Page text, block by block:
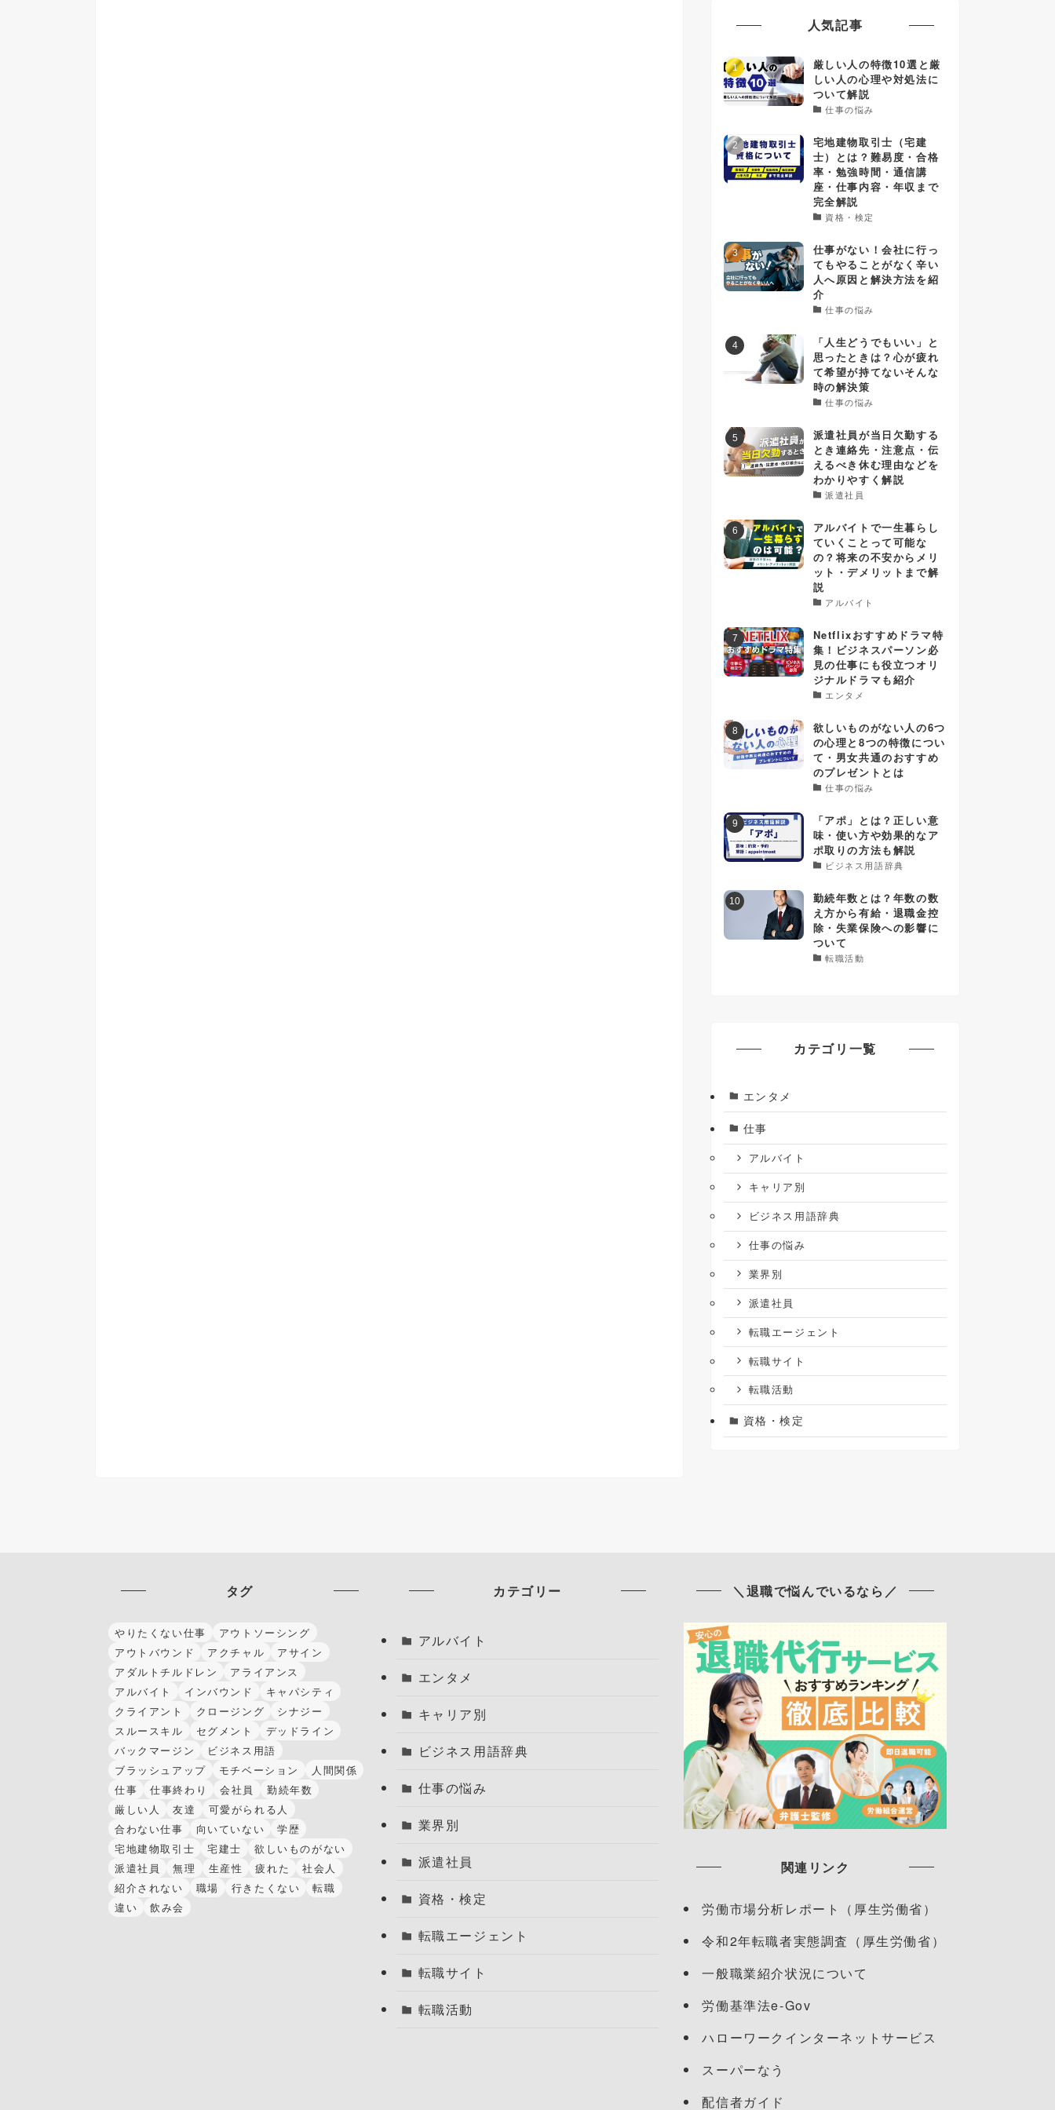
人気記事
厳しい人の特徴10選と厳
しい人の心理や対処法に
ついて解説
仕事の悩み
宅地建物取引士（宅建
士）とは？難易度・合格
率・勉強時間・通信講
座・仕事内容・年収まで
完全解説
資格・検定
仕事がない！会社に行っ
てもやることがなく辛い
人へ原因と解決方法を紹
介
仕事の悩み
「人生どうでもいい」と
思ったときは？心が疲れ
て希望が持てないそんな
時の解決策
仕事の悩み
派遣社員が当日欠勤する
とき連絡先・注意点・伝
えるべき休む理由などを
わかりやすく解説
派遣社員
アルバイトで一生暮らし
ていくことって可能な
の？将来の不安からメリ
ット・デメリットまで解
説
アルバイト
Netflixおすすめドラマ特
集！ビジネスパーソン必
見の仕事にも役立つオリ
ジナルドラマも紹介
エンタメ
欲しいものがない人の6つ
の心理と8つの特徴につい
て・男女共通のおすすめ
のプレゼントとは
仕事の悩み
「アポ」とは？正しい意
味・使い方や効果的なア
ポ取りの方法も解説
ビジネス用語辞典
勤続年数とは？年数の数
え方から有給・退職金控
除・失業保険への影響に
ついて
転職活動
カテゴリ一覧
エンタメ
仕事
アルバイト
キャリア別
ビジネス用語辞典
仕事の悩み
業界別
派遣社員
転職エージェント
転職サイト
転職活動
資格・検定
タグ
やりたくない仕事
アウトソーシング
アウトバウンド
アクチャル
アサイン
アダルトチルドレン
アライアンス
アルバイト
インバウンド
キャパシティ
クライアント
クロージング
シナジー
スルースキル
セグメント
デッドライン
バックマージン
ビジネス用語
ブラッシュアップ
モチベーション
人間関係
仕事
仕事終わり 会社員
勤続年数
厳しい人
友達
可愛がられる人
合わない仕事
向いていない
学歴
宅地建物取引士
宅建士
欲しいものがない
派遣社員
無理 生産性 疲れた
社会人
紹介されない
職場 行きたくない
転職
違い
飲み会
カテゴリー
アルバイト
エンタメ
キャリア別
ビジネス用語辞典
仕事の悩み
業界別
派遣社員
資格・検定
転職エージェント
転職サイト
転職活動
＼退職で悩んでいるなら／
関連リンク
労働市場分析レポート（厚生労働省）
令和2年転職者実態調査（厚生労働省）
一般職業紹介状況について
労働基準法e-Gov
ハローワークインターネットサービス
スーパーなう
配信者ガイド